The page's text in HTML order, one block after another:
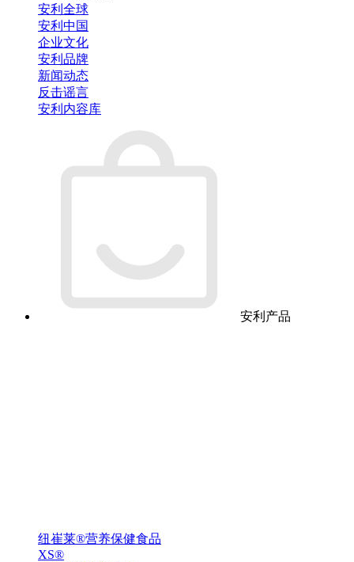
安利全球
安利中国
企业文化
安利品牌
新闻动态
反击谣言
安利内容库
安利产品
纽崔莱®营养保健食品
XS®